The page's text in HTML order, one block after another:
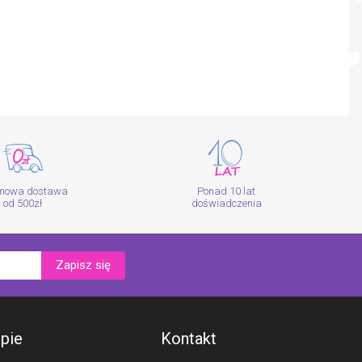
dostawa
od 500zł
Ponad 10 lat
doświadczenia
Zapisz się
Kontakt